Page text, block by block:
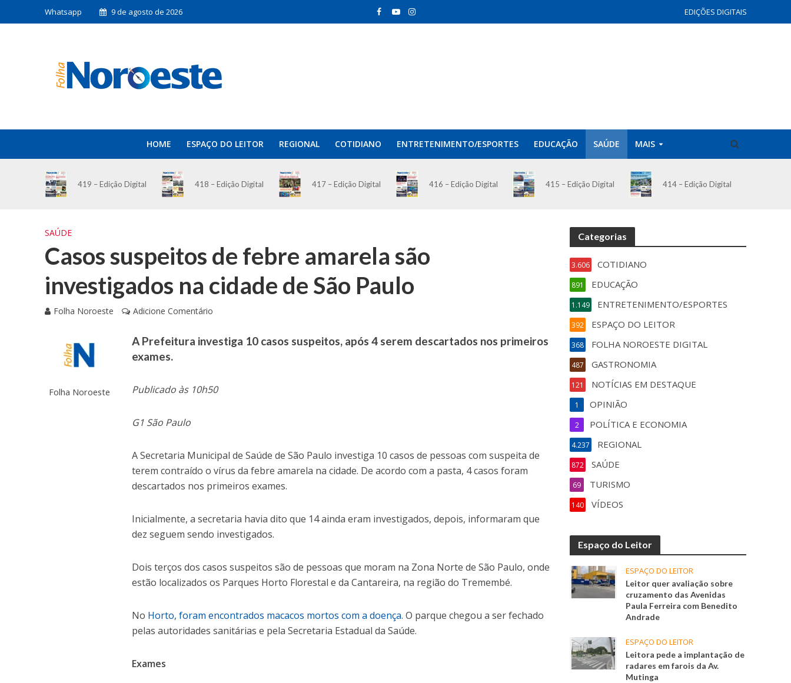
Whatsapp 9 de agosto de 2026 EDIÇÕES DIGITAIS
HOME ESPAÇO DO LEITOR REGIONAL COTIDIANO ENTRETENIMENTO/ESPORTES EDUCAÇÃO SAÚDE MAIS
419 – Edição Digital 418 – Edição Digital 417 – Edição Digital 416 – Edição Digital 415 – Edição Digital 414 – Edição Digital
SAÚDE
Casos suspeitos de febre amarela são
investigados na cidade de São Paulo
Folha Noroeste Adicione Comentário
Folha Noroeste
A Prefeitura investiga 10 casos suspeitos, após 4 serem descartados nos primeiros
exames.
Publicado às 10h50
G1 São Paulo
A Secretaria Municipal de Saúde de São Paulo investiga 10 casos de pessoas com suspeita de
terem contraído o vírus da febre amarela na cidade. De acordo com a pasta, 4 casos foram
descartados nos primeiros exames.
Inicialmente, a secretaria havia dito que 14 ainda eram investigados, depois, informaram que
dez seguem sendo investigados.
Dois terços dos casos suspeitos são de pessoas que moram na Zona Norte de São Paulo, onde
estão localizados os Parques Horto Florestal e da Cantareira, na região do Tremembé.
No Horto, foram encontrados macacos mortos com a doença. O parque chegou a ser fechado
pelas autoridades sanitárias e pela Secretaria Estadual da Saúde.
Exames
Categorias
COTIDIANO
3.606
EDUCAÇÃO
891
ENTRETENIMENTO/ESPORTES
1.149
ESPAÇO DO LEITOR
392
FOLHA NOROESTE DIGITAL
368
GASTRONOMIA
487
NOTÍCIAS EM DESTAQUE
121
OPINIÃO
1
POLÍTICA E ECONOMIA
2
REGIONAL
4.237
SAÚDE
872
TURISMO
69
VÍDEOS
140
Espaço do Leitor
ESPAÇO DO LEITOR
Leitor quer avaliação sobre
cruzamento das Avenidas
Paula Ferreira com Benedito
Andrade
ESPAÇO DO LEITOR
Leitora pede a implantação de
radares em farois da Av.
Mutinga